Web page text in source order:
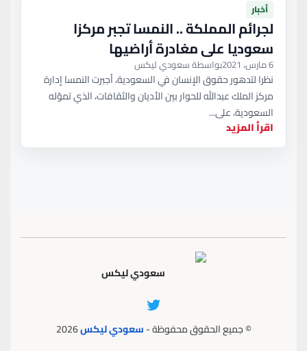
أخبار
لجرائم المملكة .. النمسا تجبر مركزا
سعوديا على مغادرة أراضيها
6 مارس، 2021 بواسطة سعودي ليكس
نظرا لتدهور حقوق الإنسان في السعودية، أجبرت النمسا إدارة
مركز الملك عبدالله للحوار بين الأديان والثقافات، الذي تموّله
السعودية، على...
اقرأ المزيد
سعودي ليكس
© جميع الحقوق محفوظة -سعودي ليكس2026